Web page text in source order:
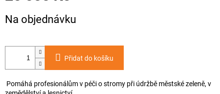
cena:
Na objednávku
Přidat do košíku
Pomáhá profesionálům v péči o stromy při údržbě městské zeleně, v